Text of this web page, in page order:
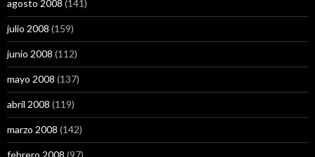
agosto 2008 (141)
julio 2008 (159)
junio 2008 (112)
mayo 2008 (137)
abril 2008 (119)
marzo 2008 (142)
febrero 2008 (97)